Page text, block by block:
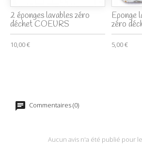
2 éponges lavables zéro
déchet COEURS
10,00 €
Eponge
zéro
5,00 €
Commentaires (0)
Aucun avis n'a été publié pour